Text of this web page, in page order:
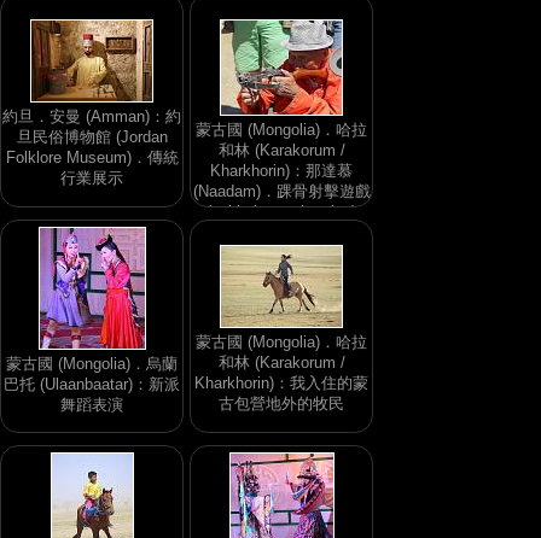
約旦．安曼 (Amman)：約
旦民俗博物館 (Jordan
Folklore Museum)．傳統
行業展示
蒙古國 (Mongolia)．哈拉
和林 (Karakorum /
Kharkhorin)：那達慕
(Naadam)．踝骨射擊遊戲
(ankle bone shooting)
蒙古國 (Mongolia)．烏蘭
巴托 (Ulaanbaatar)：新派
舞蹈表演
蒙古國 (Mongolia)．哈拉
和林 (Karakorum /
Kharkhorin)：我入住的蒙
古包營地外的牧民